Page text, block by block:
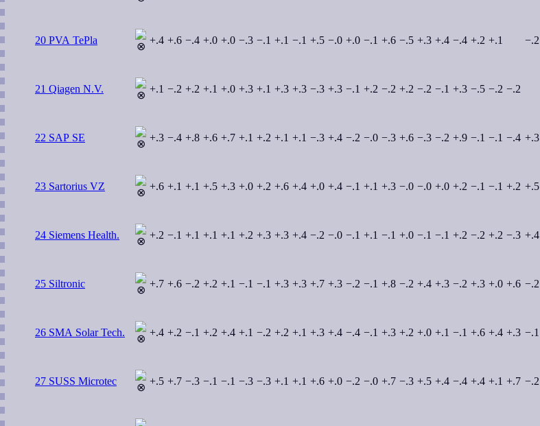
20 PVA TePla +.4 +.6 −.4 +.0 +.0 −.3 −.1 +.1 −.1 +.5 −.0 +.0 −.1 +.6 −.5 +.3 +.4 −.4 +.2 +.1 −.2
21 Qiagen N.V. +.1 −.2 +.2 +.1 +.0 +.3 +.1 +.3 +.3 −.3 +.3 −.1 +.2 −.2 +.2 −.2 −.1 +.3 −.5 −.2 −.2
22 SAP SE +.3 −.4 +.8 +.6 +.7 +.1 +.2 +.1 +.1 −.3 +.4 −.2 −.0 −.3 +.6 −.3 −.2 +.9 −.1 −.1 −.4 +.3
23 Sartorius VZ +.6 +.1 +.1 +.5 +.3 +.0 +.2 +.6 +.4 +.0 +.4 −.1 +.1 +.3 −.0 −.0 +.0 +.2 −.1 −.1 +.2 +.5
24 Siemens Health. +.2 −.1 +.1 +.1 +.1 +.2 +.3 +.3 +.4 −.2 −.0 −.1 +.1 −.1 +.0 −.1 −.1 +.2 −.2 +.2 −.3 +.4
25 Siltronic +.7 +.6 −.2 +.2 +.1 −.1 −.1 +.3 +.3 +.7 +.3 −.2 −.1 +.8 −.2 +.4 +.3 −.2 +.3 +.0 +.6 −.2
26 SMA Solar Tech. +.4 +.2 −.1 +.2 +.4 +.1 −.2 +.2 +.1 +.3 +.4 −.4 −.1 +.3 +.2 +.0 +.1 −.1 +.6 +.4 +.3 −.1
27 SUSS Microtec +.5 +.7 −.3 −.1 −.1 −.3 −.3 +.1 +.1 +.6 +.0 −.2 −.0 +.7 −.3 +.5 +.4 −.4 +.4 +.1 +.7 −.2